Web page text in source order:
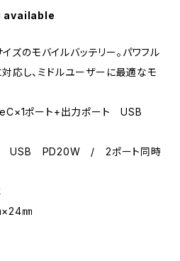
available
ズのモバイルバッテリー。パワフル
応し、ミドルユーザーに最適なモ
ポート+出力ポート USB
USB PD20W / 2ポート同時
㎜